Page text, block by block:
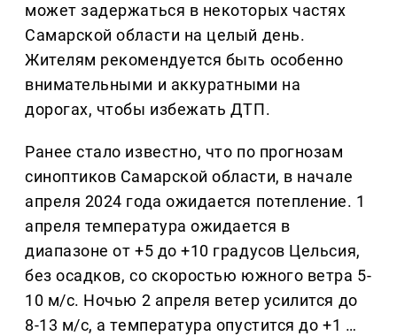
может задержаться в некоторых частях
Самарской области на целый день.
Жителям рекомендуется быть особенно
внимательными и аккуратными на
дорогах, чтобы избежать ДТП.
Ранее стало известно, что по прогнозам
синоптиков Самарской области, в начале
апреля 2024 года ожидается потепление. 1
апреля температура ожидается в
диапазоне от +5 до +10 градусов Цельсия,
без осадков, со скоростью южного ветра 5-
10 м/с. Ночью 2 апреля ветер усилится до
8-13 м/с, а температура опустится до +1 …